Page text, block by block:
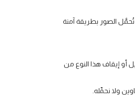
تُحمَّل الصور بطريقة آمنة
أو إيقاف هذا النوع من
ولا نحمِّله.